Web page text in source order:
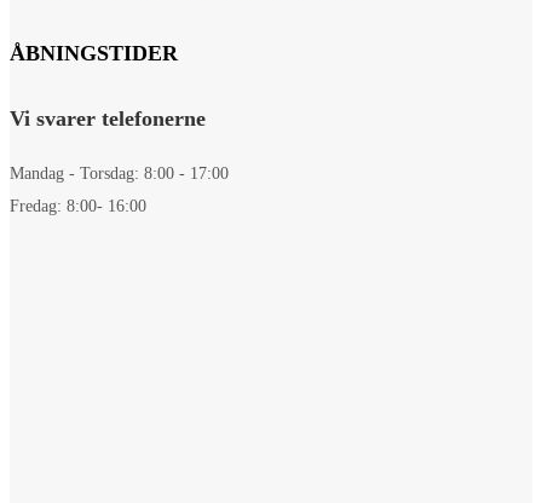
ÅBNINGSTIDER
Vi svarer telefonerne
Mandag - Torsdag: 8:00 - 17:00
Fredag: 8:00- 16:00